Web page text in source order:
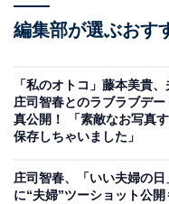
編集部が選ぶおす
「私のオトコ」藤本美貴、
庄司智春とのラブラブデー
真公開！ 「素敵なお写真
保存しちゃいました」
庄司智春、「いい夫婦の日
に“夫婦”ツーショット公開